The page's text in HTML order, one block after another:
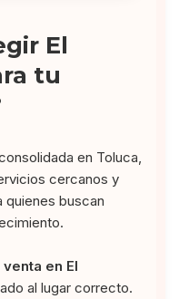
El
tu
en Toluca,
cercanos y
buscan
en El
al lugar correcto.